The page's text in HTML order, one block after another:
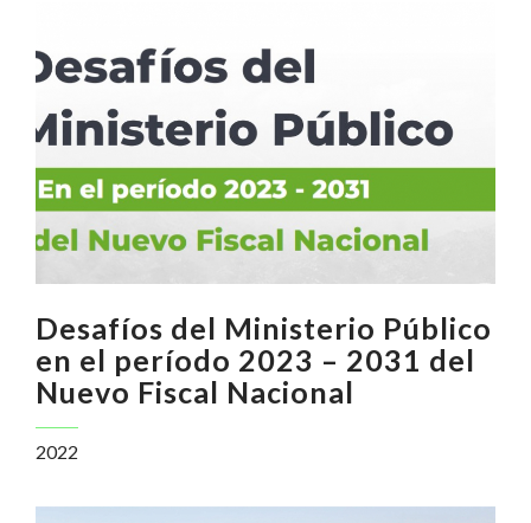
Desafíos del Ministerio Público
en el período 2023 – 2031 del
Nuevo Fiscal Nacional
2022